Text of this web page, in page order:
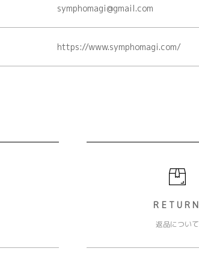
symphomagi@gmail.com
https://www.symphomagi.com/
RETURN
返品について